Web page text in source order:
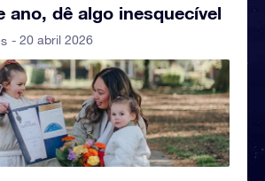
ano, dê algo inesquecível
- 20 abril 2026